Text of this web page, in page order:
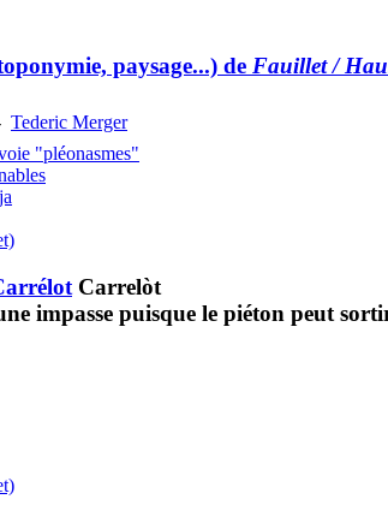
paysage...) de Fauillet /
Tederic Merger
"pléonasmes"
Carrelòt
impasse puisque le piéton peut